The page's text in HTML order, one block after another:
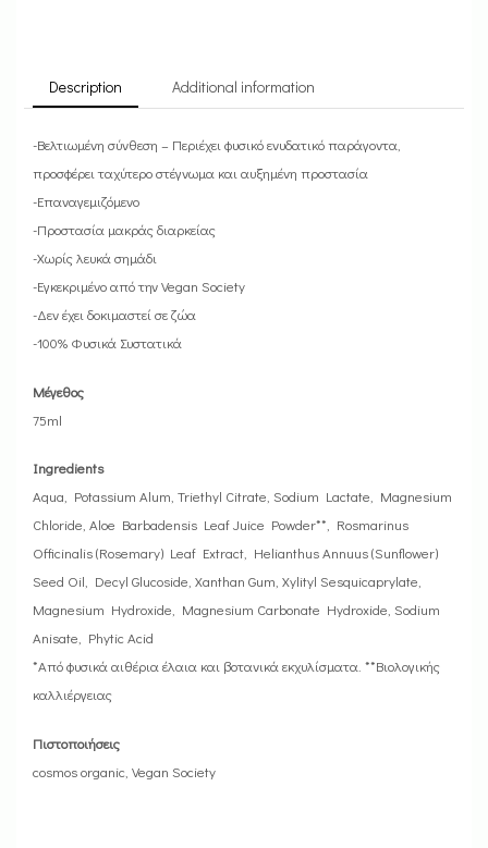
Description Additional information
-Βελτιωμένη σύνθεση – Περιέχει φυσικό ενυδατικό παράγοντα,
προσφέρει ταχύτερο στέγνωμα και αυξημένη προστασία
-Επαναγεμιζόμενο
-Προστασία μακράς διαρκείας
-Χωρίς λευκά σημάδι
-Εγκεκριμένο από την Vegan Society
-Δεν έχει δοκιμαστεί σε ζώα
-100% Φυσικά Συστατικά
Μέγεθος
75ml
Ingredients
Aqua, Potassium Alum, Triethyl Citrate, Sodium Lactate, Magnesium
Chloride, Aloe Barbadensis Leaf Juice Powder**, Rosmarinus
Officinalis (Rosemary) Leaf Extract, Helianthus Annuus (Sunflower)
Seed Oil, Decyl Glucoside, Xanthan Gum, Xylityl Sesquicaprylate,
Magnesium Hydroxide, Magnesium Carbonate Hydroxide, Sodium
Anisate, Phytic Acid
*Από φυσικά αιθέρια έλαια και βοτανικά εκχυλίσματα. **Βιολογικής
καλλιέργειας
Πιστοποιήσεις
cosmos organic, Vegan Society